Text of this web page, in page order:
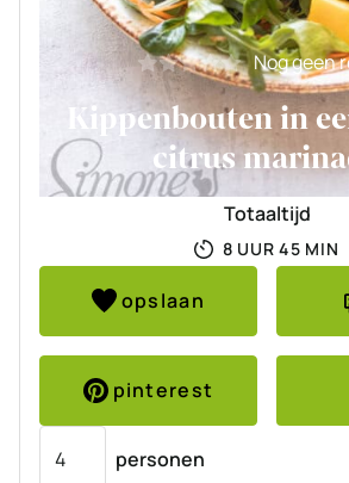
Nog geen
Kippenbouten in
citrus
Totaaltijd
8 UUR
UUR 45 MIN
opslaan
pinterest
personen